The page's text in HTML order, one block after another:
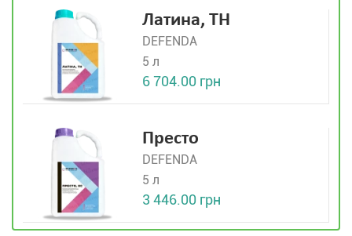
Латина, ТН
DEFENDA
5 л
6 704.00 грн
Престо
DEFENDA
5 л
3 446.00 грн